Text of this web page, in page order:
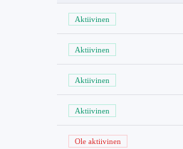
Aktiivinen
Aktiivinen
Aktiivinen
Aktiivinen
Ole aktiivinen